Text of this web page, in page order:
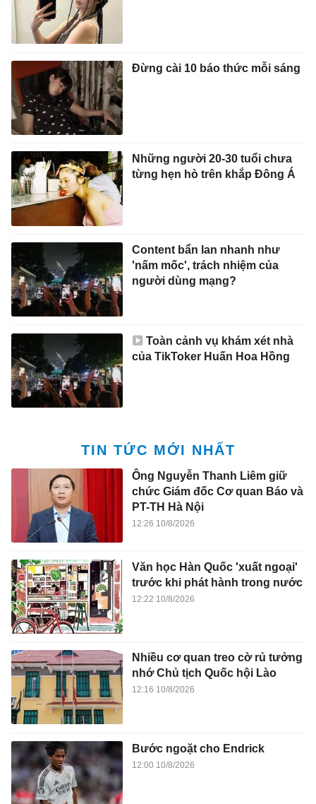
Đừng cài 10 báo thức mỗi sáng
Những người 20-30 tuổi chưa
từng hẹn hò trên khắp Đông Á
Content bẩn lan nhanh như
'nấm mốc', trách nhiệm của
người dùng mạng?
Toàn cảnh vụ khám xét nhà
của TikToker Huấn Hoa Hồng
TIN TỨC MỚI NHẤT
Ông Nguyễn Thanh Liêm giữ
chức Giám đốc Cơ quan Báo và
PT-TH Hà Nội
12:26 10/8/2026
Văn học Hàn Quốc 'xuất ngoại'
trước khi phát hành trong nước
12:22 10/8/2026
Nhiều cơ quan treo cờ rủ tưởng
nhớ Chủ tịch Quốc hội Lào
12:16 10/8/2026
Bước ngoặt cho Endrick
12:00 10/8/2026